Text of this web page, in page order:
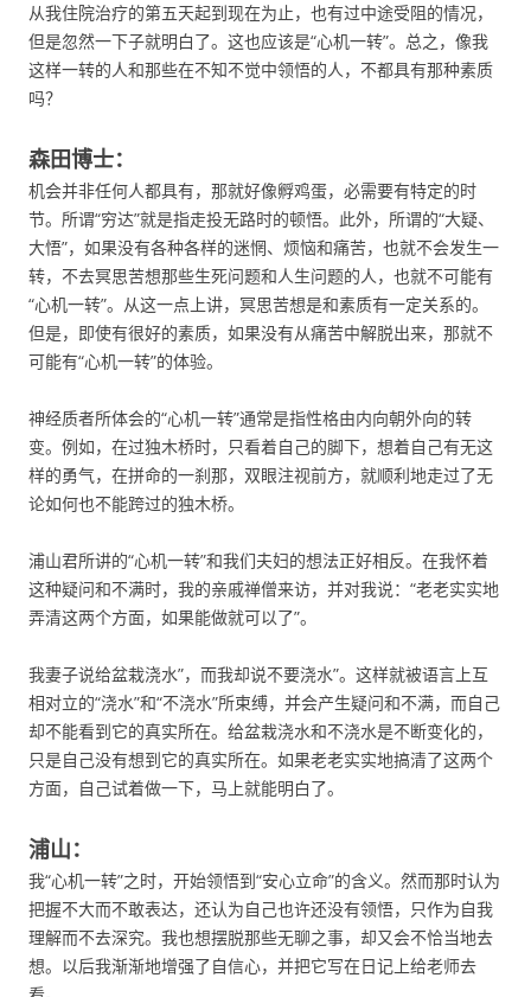
从我住院治疗的第五天起到现在为止，也有过中途受阻的情况，
但是忽然一下子就明白了。这也应该是“心机一转”。总之，像我
这样一转的人和那些在不知不觉中领悟的人，不都具有那种素质
吗？
森田博士：
机会并非任何人都具有，那就好像孵鸡蛋，必需要有特定的时
节。所谓“穷达”就是指走投无路时的顿悟。此外，所谓的“大疑、
大悟”，如果没有各种各样的迷惘、烦恼和痛苦，也就不会发生一
转，不去冥思苦想那些生死问题和人生问题的人，也就不可能有
“心机一转”。从这一点上讲，冥思苦想是和素质有一定关系的。
但是，即使有很好的素质，如果没有从痛苦中解脱出来，那就不
可能有“心机一转”的体验。
神经质者所体会的“心机一转”通常是指性格由内向朝外向的转
变。例如，在过独木桥时，只看着自己的脚下，想着自己有无这
样的勇气，在拼命的一刹那，双眼注视前方，就顺利地走过了无
论如何也不能跨过的独木桥。
浦山君所讲的“心机一转”和我们夫妇的想法正好相反。在我怀着
这种疑问和不满时，我的亲戚禅僧来访，并对我说：“老老实实地
弄清这两个方面，如果能做就可以了”。
我妻子说给盆栽浇水”，而我却说不要浇水”。这样就被语言上互
相对立的“浇水”和“不浇水”所束缚，并会产生疑问和不满，而自己
却不能看到它的真实所在。给盆栽浇水和不浇水是不断变化的，
只是自己没有想到它的真实所在。如果老老实实地搞清了这两个
方面，自己试着做一下，马上就能明白了。
浦山：
我“心机一转”之时，开始领悟到“安心立命”的含义。然而那时认为
把握不大而不敢表达，还认为自己也许还没有领悟，只作为自我
理解而不去深究。我也想摆脱那些无聊之事，却又会不恰当地去
想。以后我渐渐地增强了自信心，并把它写在日记上给老师去